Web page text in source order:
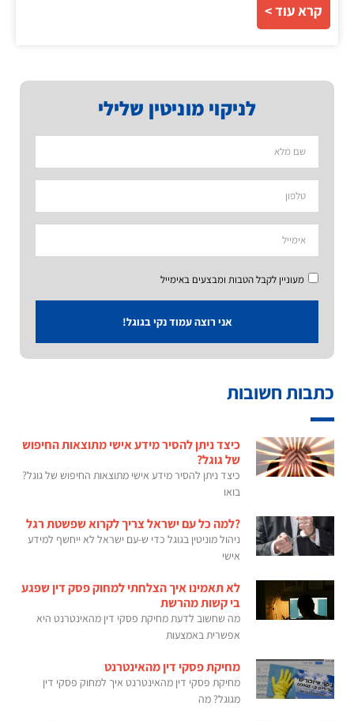
לניקוי מוניטין שלילי
מעוניין לקבל הטבות ומבצעים באימייל
אני רוצה עמוד נקי בגוגל!
כתבות חשובות
כיצד ניתן להסיר מידע אישי מתוצאות החיפוש
של גוגל?
כיצד ניתן להסיר מידע אישי מתוצאות החיפוש של גוגל?
בואו
?למה כל עם ישראל צריך לקרוא שפשטת רגל
ניהול מוניטין בגוגל כדי ש-עם ישראל לא ייחשף למידע
אישי
לא תאמינו איך הצלחתי למחוק פסק דין שפגע
בי קשות מהרשת
מה שחשוב לדעת מחיקת פסקי דין מהאינטרנט היא
אפשרית באמצעות
מחיקת פסקי דין מהאינטרנט
מחיקת פסקי דין מהאינטרנט איך למחוק פסקי דין
מגוגל? מה
קרא עוד >